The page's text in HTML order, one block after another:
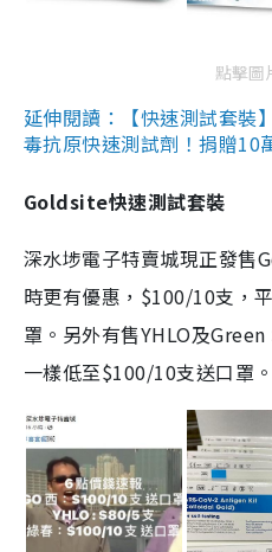
點擊圖
延伸閱讀：【快速測試套裝
毒抗原快速測試劑！捐贈10
Goldsite快速測試套裝
深水埗電子特賣城現正發售
時更有優惠，$100/10支，
罩。另外有售YHLO及
一樣低至$100/10支送口罩。